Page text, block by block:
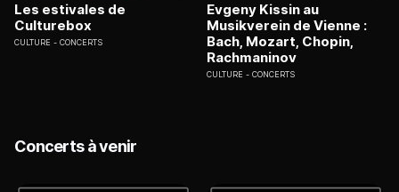
Les estivales de
Culturebox
CULTURE CONCERTS
Evgeny Kissin au
Musikverein de Vienne :
Bach, Mozart, Chopin,
Rachmaninov
CULTURE CONCERTS
Concerts à venir